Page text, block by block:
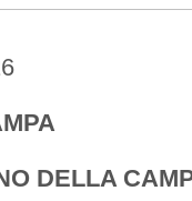
DELLA